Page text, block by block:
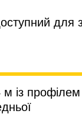
для
із